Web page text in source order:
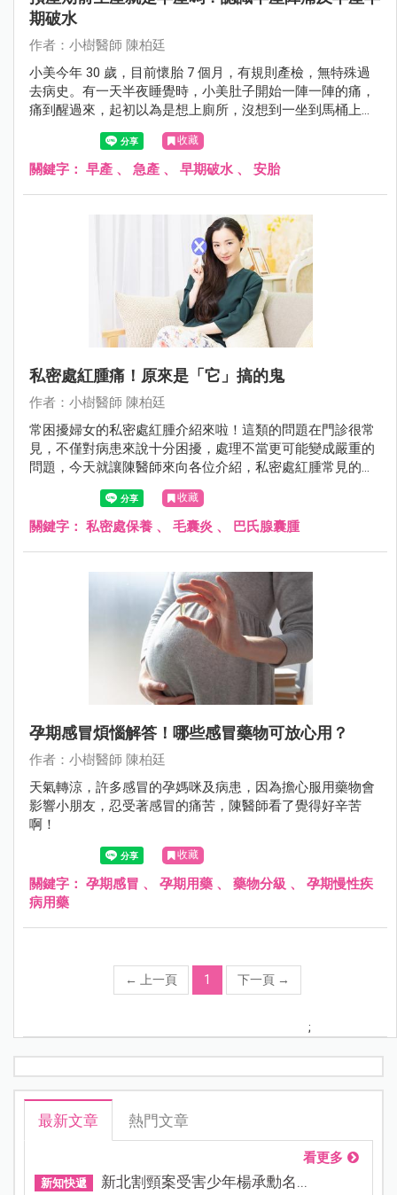
期破水
作者：小樹醫師 陳柏廷
小美今年 30 歲，目前懷胎 7 個月，有規則產檢，無特殊過
去病史。有一天半夜睡覺時，小美肚子開始一陣一陣的痛，
痛到醒過來，起初以為是想上廁所，沒想到一坐到馬桶上，
下面就開始唏哩花啦的流水出來。小美想到陳醫師說的，這
可能是「破水」的情況，趕緊叫先生起床，1 個小時內就送
到醫院檢查。在醫院檢查後，診斷為「早產陣痛」合併破
收藏
關鍵字： 早產 、 急產 、 早期破水 、 安胎
私密處紅腫痛！原來是「它」搞的鬼
作者：小樹醫師 陳柏廷
常困擾婦女的私密處紅腫介紹來啦！這類的問題在門診很常
見，不僅對病患來說十分困擾，處理不當更可能變成嚴重的
問題，今天就讓陳醫師來向各位介紹，私密處紅腫常見的兩
收藏
關鍵字： 私密處保養 、 毛囊炎 、 巴氏腺囊腫
孕期感冒煩惱解答！哪些感冒藥物可放心用？
作者：小樹醫師 陳柏廷
天氣轉涼，許多感冒的孕媽咪及病患，因為擔心服用藥物會
影響小朋友，忍受著感冒的痛苦，陳醫師看了覺得好辛苦
啊！
收藏
關鍵字： 孕期感冒 、 孕期用藥 、 藥物分級 、 孕期慢性疾
病用藥
← 上一頁 1 下一頁 →
;
最新文章 熱門文章
看更多
新知快遞 新北割頸案受害少年楊承勳名...